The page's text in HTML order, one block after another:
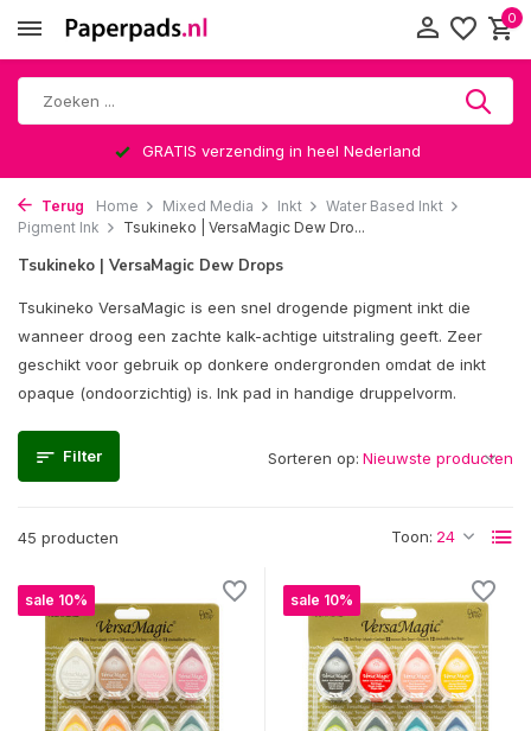
0
Altijd een leuke verrassing
Terug Home Mixed Media Inkt
Water Based Inkt
Pigment Ink
Tsukineko | VersaMagic Dew Dro...
Tsukineko | VersaMagic Dew Drops
Tsukineko VersaMagic is een snel drogende pigment inkt die
wanneer droog een zachte kalk-achtige uitstraling geeft. Zeer
geschikt voor gebruik op donkere ondergronden omdat de inkt
opaque (ondoorzichtig) is. Ink pad in handige druppelvorm.
Filter
45 producten Toon:
Sorteren op:
sale 10% sale 10%